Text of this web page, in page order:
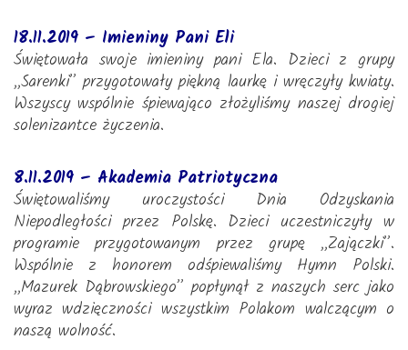
18.11.2019 – Imieniny Pani Eli
Świętowała swoje imieniny pani Ela. Dzieci z grupy
,,Sarenki” przygotowały piękną laurkę i wręczyły kwiaty.
Wszyscy wspólnie śpiewająco złożyliśmy naszej drogiej
solenizantce życzenia.
8.11.2019 – Akademia Patriotyczna
Świętowaliśmy uroczystości Dnia Odzyskania
Niepodległości przez Polskę. Dzieci uczestniczyły w
programie przygotowanym przez grupę ,,Zajączki”.
Wspólnie z honorem odśpiewaliśmy Hymn Polski.
,,Mazurek Dąbrowskiego” popłynął z naszych serc jako
wyraz wdzięczności wszystkim Polakom walczącym o
naszą wolność.